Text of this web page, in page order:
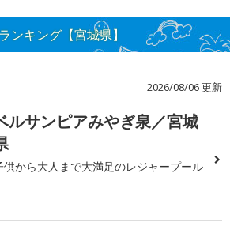
ンキング【宮城県】
2026/08/06 更新
ルサンピアみやぎ泉／宮城
供から大人まで大満足のレジャープール